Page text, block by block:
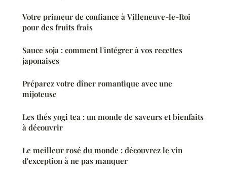
Votre primeur de confiance à Villeneuve-le-Roi
pour des fruits frais
Sauce soja : comment l'intégrer à vos recettes
japonaises
Préparez votre dîner romantique avec une
mijoteuse
Les thés yogi tea : un monde de saveurs et bienfaits
à découvrir
Le meilleur rosé du monde : découvrez le vin
d'exception à ne pas manquer